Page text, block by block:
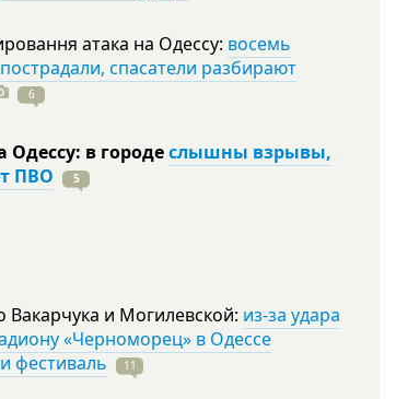
атака на Одессу: восемь
спасатели разбирают
6
Одессу: в городеслышны взрывы,
ПВО
5
Вакарчука и Могилевской: из-за удара
«Черноморец» в Одессе
фестиваль
11